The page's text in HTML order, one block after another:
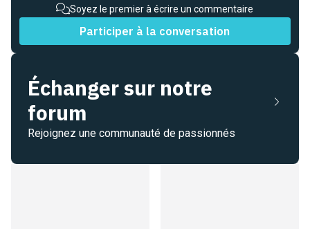
Soyez le premier à écrire un commentaire
Participer à la conversation
Échanger sur notre
forum
Rejoignez une communauté de passionnés